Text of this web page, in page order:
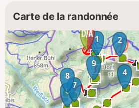
Carte de la randonnée
1
2
4
6 7
8
9